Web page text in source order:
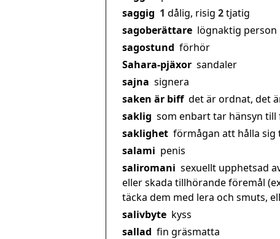
saggig 1 dålig, risig 2tjatig
sagoberättare lögnaktig person
sagostund förhör
Sahara-pjäxor sandaler
sajna signera
saken är biff det är ordnat, det
saklig som enbart tar hänsyn
saklighet förmågan att hålla sig
salami penis
saliromani sexuellt upphetsad
eller skada tillhörande föremål
täcka dem med lera och smuts,
salivbyte kyss
sallad fin gräsmatta